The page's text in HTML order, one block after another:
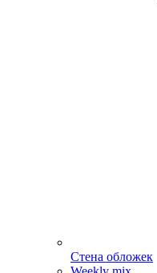
Стена обложек